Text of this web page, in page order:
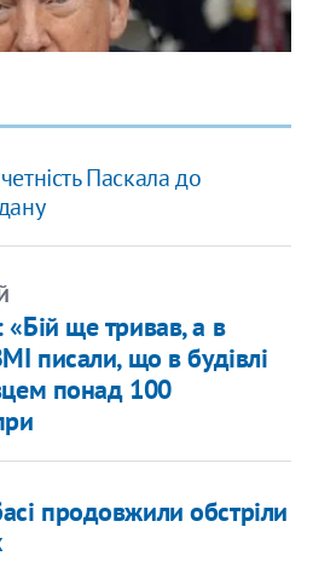
Паскала до
ще тривав, а в
писали, що в будівлі
понад 100
продовжили обстріли